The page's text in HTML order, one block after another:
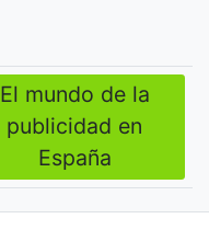
El mundo de la
publicidad en
España